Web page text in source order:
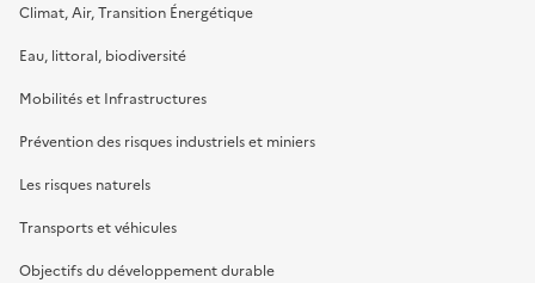
Climat, Air, Transition Énergétique
Eau, littoral, biodiversité
Mobilités et Infrastructures
Prévention des risques industriels et miniers
Les risques naturels
Transports et véhicules
Objectifs du développement durable